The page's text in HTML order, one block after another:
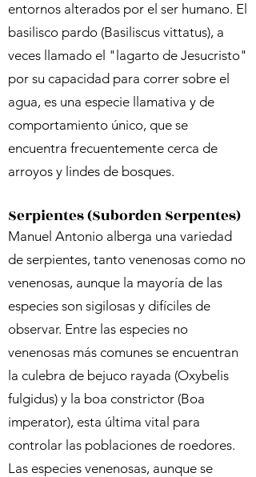
entornos alterados por el ser humano. El
basilisco pardo (Basiliscus vittatus), a
veces llamado el "lagarto de Jesucristo"
por su capacidad para correr sobre el
agua, es una especie llamativa y de
comportamiento único, que se
encuentra frecuentemente cerca de
arroyos y lindes de bosques.
Serpientes (Suborden Serpentes)
Manuel Antonio alberga una variedad
de serpientes, tanto venenosas como no
venenosas, aunque la mayoría de las
especies son sigilosas y difíciles de
observar. Entre las especies no
venenosas más comunes se encuentran
la culebra de bejuco rayada (Oxybelis
fulgidus) y la boa constrictor (Boa
imperator), esta última vital para
controlar las poblaciones de roedores.
Las especies venenosas, aunque se